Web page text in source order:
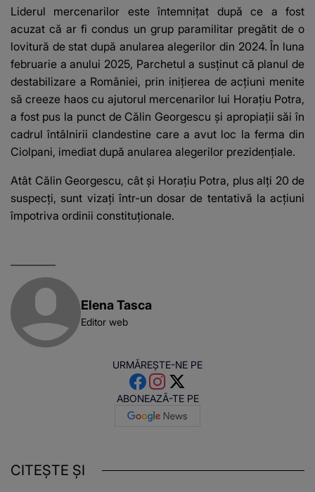
Liderul mercenarilor este întemnițat după ce a fost
acuzat că ar fi condus un grup paramilitar pregătit de o
lovitură de stat după anularea alegerilor din 2024. În luna
februarie a anului 2025, Parchetul a susținut că planul de
destabilizare a României, prin inițierea de acțiuni menite
să creeze haos cu ajutorul mercenarilor lui Horațiu Potra,
a fost pus la punct de Călin Georgescu și apropiații săi în
cadrul întâlnirii clandestine care a avut loc la ferma din
Ciolpani, imediat după anularea alegerilor prezidențiale.
Atât Călin Georgescu, cât și Horațiu Potra, plus alți 20 de
suspecți, sunt vizați într-un dosar de tentativă la acțiuni
împotriva ordinii constituționale.
Elena Tasca
Editor web
URMĂREȘTE-NE PE
ABONEAZĂ-TE PE
CITEȘTE ȘI